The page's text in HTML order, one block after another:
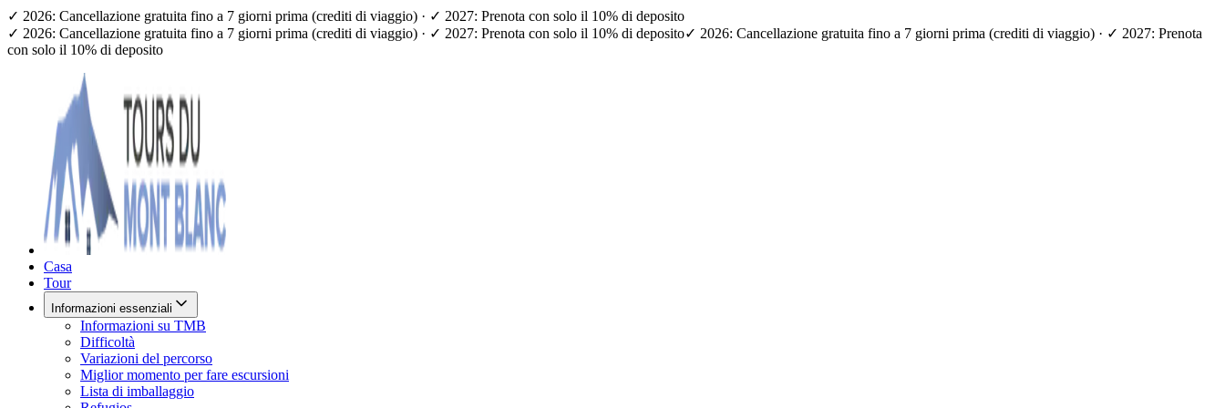
✓ 2026: Cancellazione gratuita fino a 7 giorni prima (crediti di viaggio) · ✓ 2027: Prenota con solo il 10% di deposito
✓ 2026: Cancellazione gratuita fino a 7 giorni prima (crediti di viaggio) · ✓ 2027: Prenota con solo il 10% di deposito✓ 2026: Cancellazione gratuita fino a 7 giorni prima (crediti di viaggio) · ✓ 2027: Prenota
con solo il 10% di deposito
Casa
Tour
Informazioni essenziali
Informazioni su TMB
Difficoltà
Variazioni del percorso
Miglior momento per fare escursioni
Lista di imballaggio